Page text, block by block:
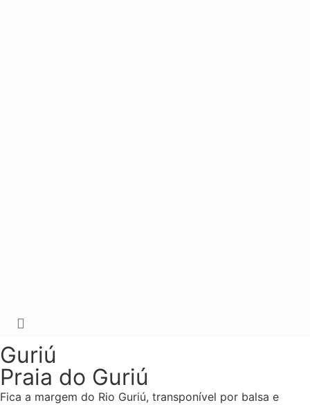
Guriú
Praia do Guriú
Fica a margem do Rio Guriú, transponível por balsa e